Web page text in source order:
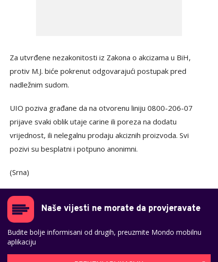
Za utvrđene nezakonitosti iz Zakona o akcizama u BiH,
protiv M.J. biće pokrenut odgovarajući postupak pred
nadležnim sudom.
UIO poziva građane da na otvorenu liniju 0800-206-07
prijave svaki oblik utaje carine ili poreza na dodatu
vrijednost, ili nelegalnu prodaju akciznih proizvoda. Svi
pozivi su besplatni i potpuno anonimni.
(Srna)
Naše vijesti ne morate da provjeravate
Budite bolje informisani od drugih, preuzmite Mondo mobilnu
aplikaciju